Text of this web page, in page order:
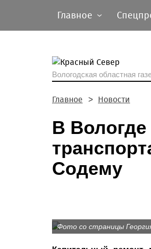
Главное
Вологодская областная
Главное Новости
В
Содему
Фото со страницы